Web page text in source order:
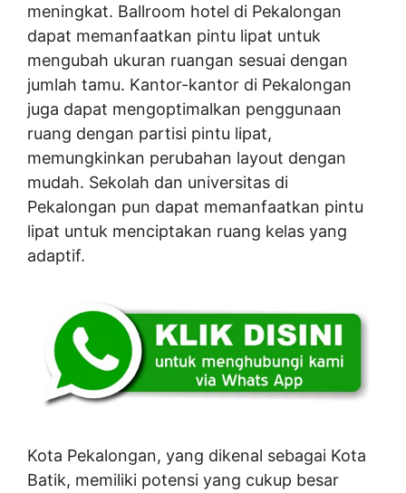
meningkat. Ballroom hotel di Pekalongan
dapat memanfaatkan pintu lipat untuk
mengubah ukuran ruangan sesuai dengan
jumlah tamu. Kantor-kantor di Pekalongan
juga dapat mengoptimalkan penggunaan
ruang dengan partisi pintu lipat,
memungkinkan perubahan layout dengan
mudah. Sekolah dan universitas di
Pekalongan pun dapat memanfaatkan pintu
lipat untuk menciptakan ruang kelas yang
adaptif.
Kota Pekalongan, yang dikenal sebagai Kota
Batik, memiliki potensi yang cukup besar